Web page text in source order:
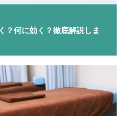
？何に効く？徹底解説しま